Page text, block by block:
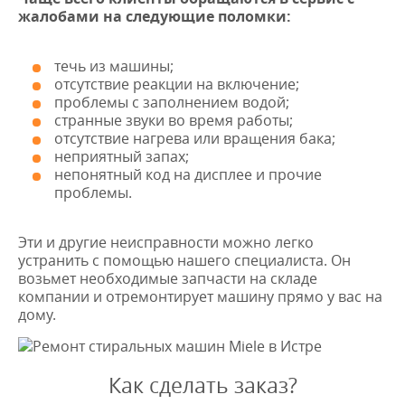
жалобами на следующие поломки:
течь из машины;
отсутствие реакции на включение;
проблемы с заполнением водой;
странные звуки во время работы;
отсутствие нагрева или вращения бака;
неприятный запах;
непонятный код на дисплее и прочие
проблемы.
Эти и другие неисправности можно легко
устранить с помощью нашего специалиста. Он
возьмет необходимые запчасти на складе
компании и отремонтирует машину прямо у вас на
дому.
Как сделать заказ?